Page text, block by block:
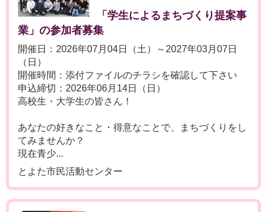
「学生によるまちづくり提案事
業」の参加者募集
開催日：2026年07月04日（土）～2027年03月07日
（日）
開催時間：添付ファイルのチラシを確認して下さい
申込締切：2026年06月14日（日）
高校生・大学生の皆さん！
あなたの好きなこと・得意なことで、まちづくりをし
てみませんか？
現在青少...
とよた市民活動センター